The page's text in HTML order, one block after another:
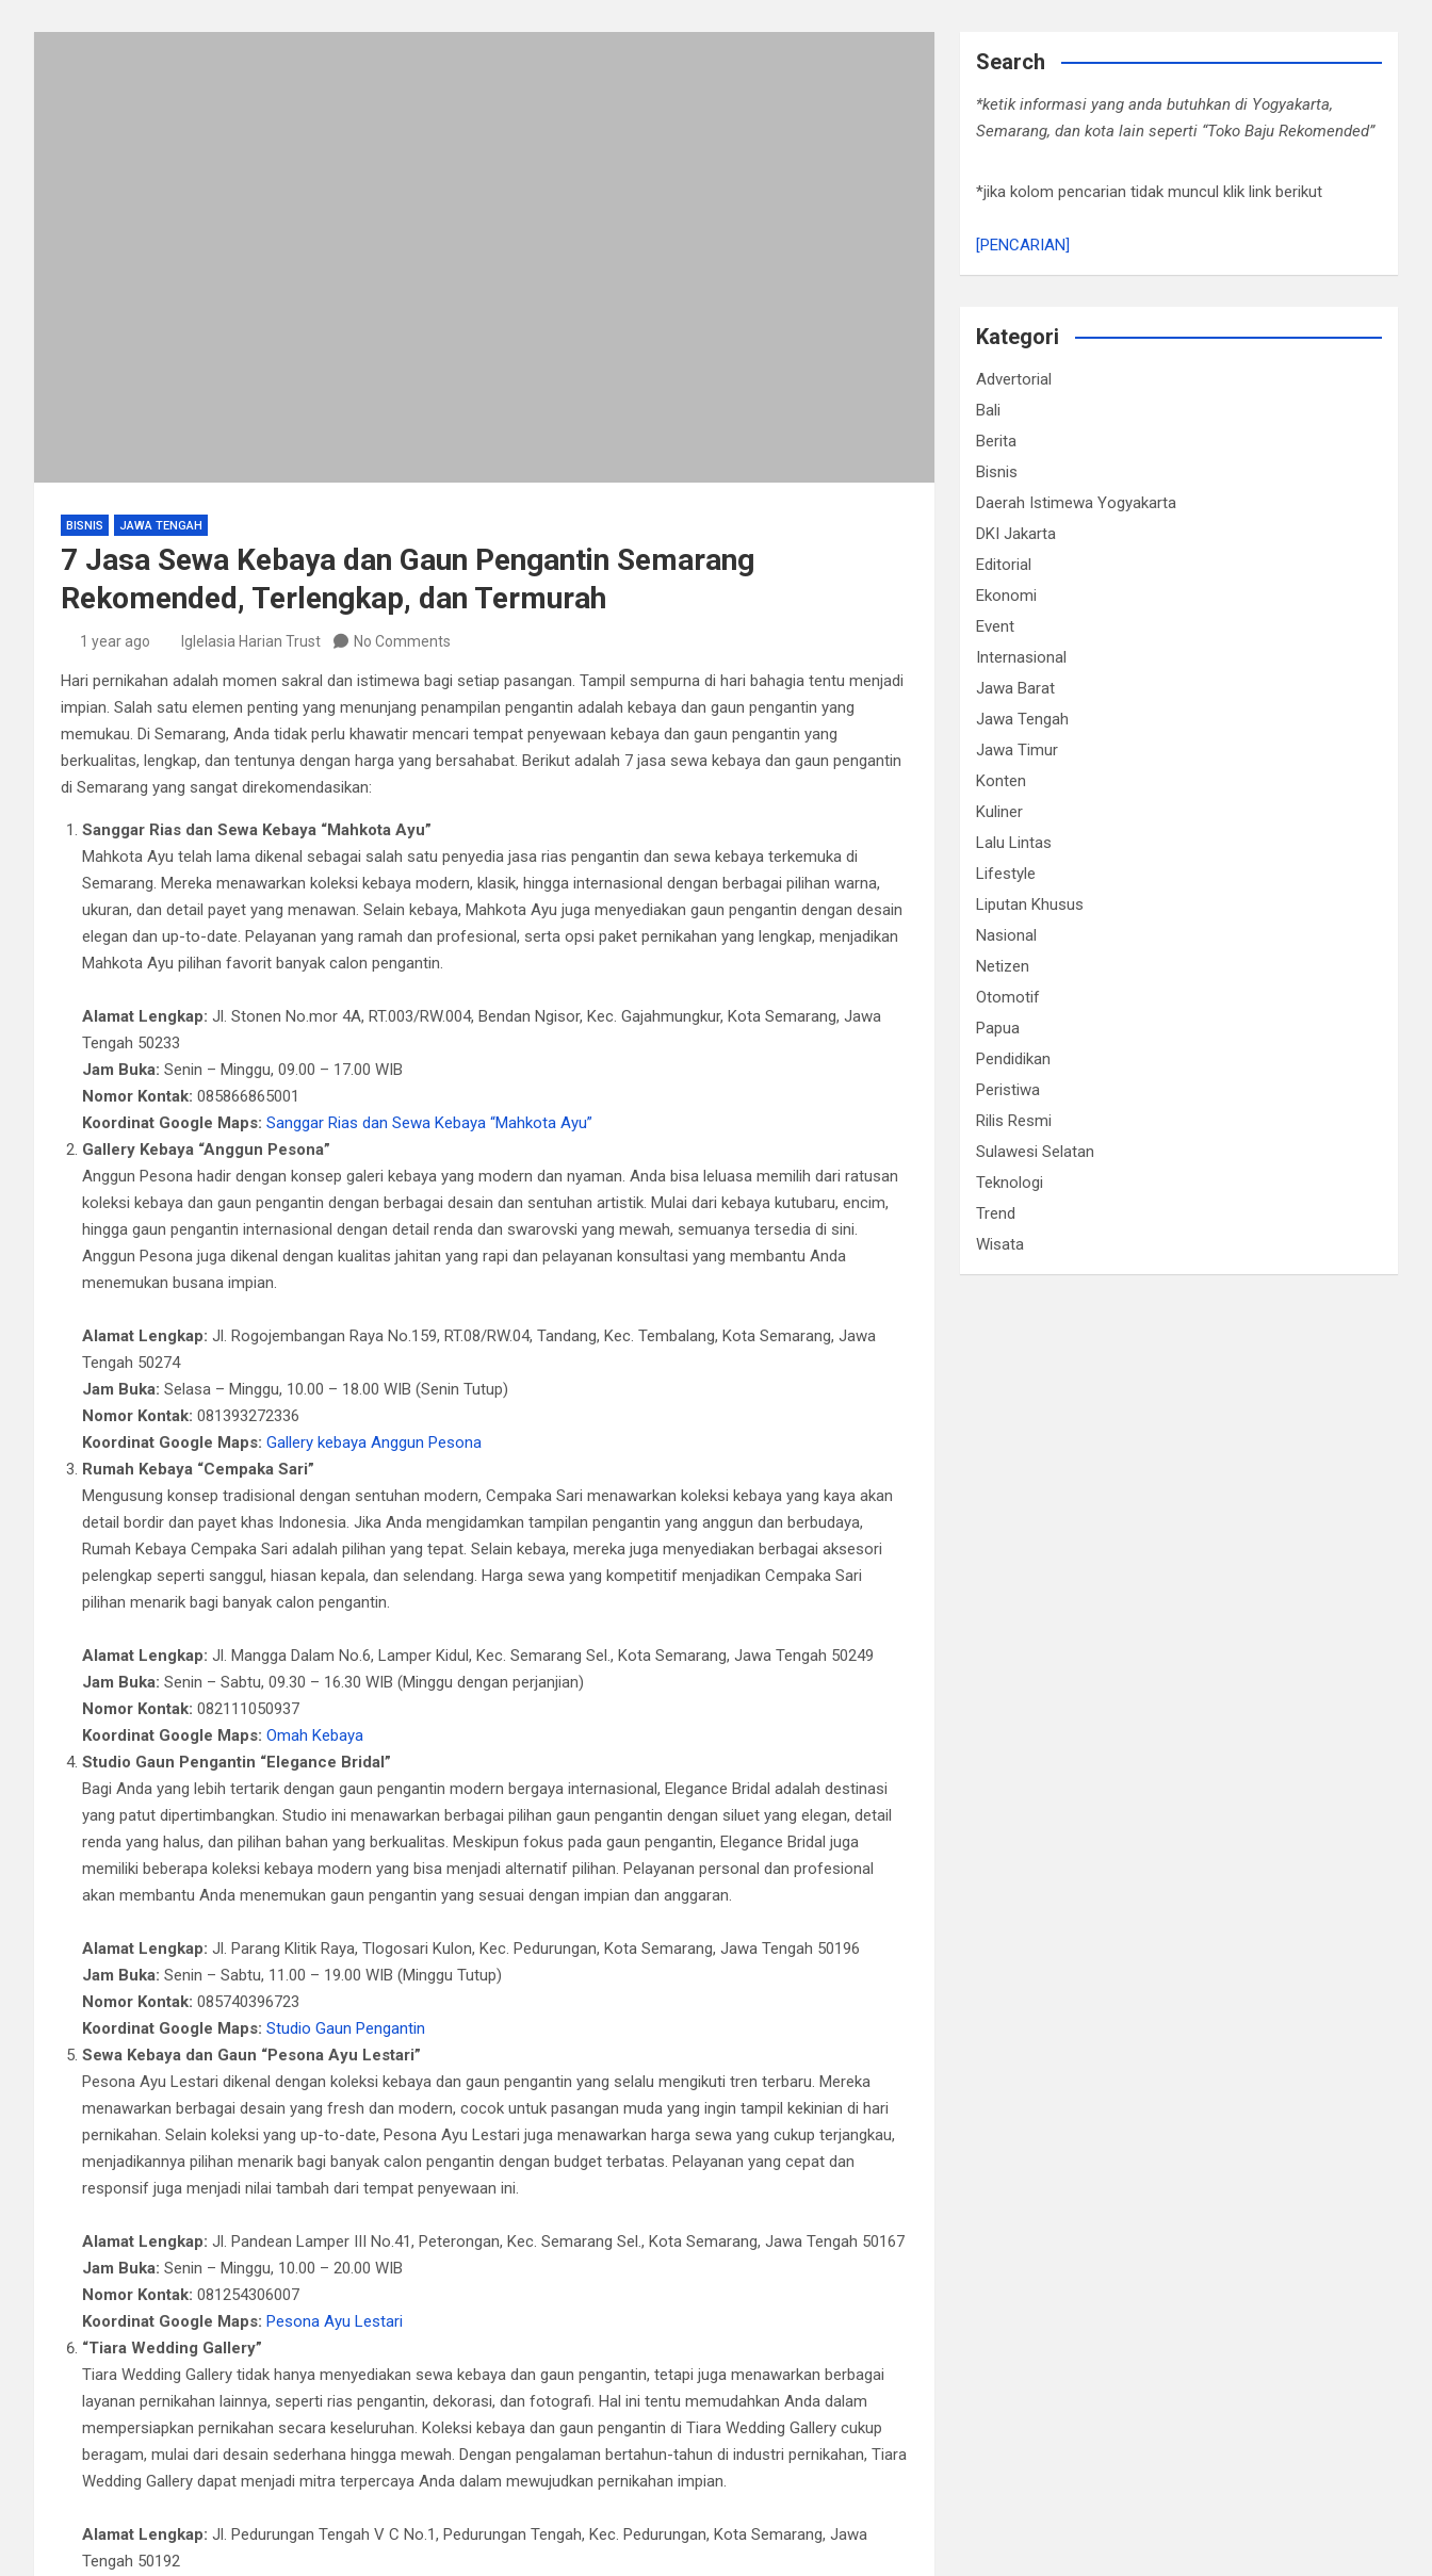
BISNIS JAWA TENGAH
7 Jasa Sewa Kebaya dan Gaun Pengantin Semarang
Rekomended, Terlengkap, dan Termurah
1 year ago Iglelasia Harian Trust No Comments
Hari pernikahan adalah momen sakral dan istimewa bagi setiap pasangan. Tampil sempurna di hari bahagia tentu menjadi
impian. Salah satu elemen penting yang menunjang penampilan pengantin adalah kebaya dan gaun pengantin yang
memukau. Di Semarang, Anda tidak perlu khawatir mencari tempat penyewaan kebaya dan gaun pengantin yang
berkualitas, lengkap, dan tentunya dengan harga yang bersahabat. Berikut adalah 7 jasa sewa kebaya dan gaun pengantin
di Semarang yang sangat direkomendasikan:
Sanggar Rias dan Sewa Kebaya “Mahkota Ayu”
Mahkota Ayu telah lama dikenal sebagai salah satu penyedia jasa rias pengantin dan sewa kebaya terkemuka di
Semarang. Mereka menawarkan koleksi kebaya modern, klasik, hingga internasional dengan berbagai pilihan warna,
ukuran, dan detail payet yang menawan. Selain kebaya, Mahkota Ayu juga menyediakan gaun pengantin dengan desain
elegan dan up-to-date. Pelayanan yang ramah dan profesional, serta opsi paket pernikahan yang lengkap, menjadikan
Mahkota Ayu pilihan favorit banyak calon pengantin.
Alamat Lengkap: Jl. Stonen No.mor 4A, RT.003/RW.004, Bendan Ngisor, Kec. Gajahmungkur, Kota Semarang, Jawa
Tengah 50233
Jam Buka: Senin – Minggu, 09.00 – 17.00 WIB
Nomor Kontak: 085866865001
Koordinat Google Maps: Sanggar Rias dan Sewa Kebaya “Mahkota Ayu”
Gallery Kebaya “Anggun Pesona”
Anggun Pesona hadir dengan konsep galeri kebaya yang modern dan nyaman. Anda bisa leluasa memilih dari ratusan
koleksi kebaya dan gaun pengantin dengan berbagai desain dan sentuhan artistik. Mulai dari kebaya kutubaru, encim,
hingga gaun pengantin internasional dengan detail renda dan swarovski yang mewah, semuanya tersedia di sini.
Anggun Pesona juga dikenal dengan kualitas jahitan yang rapi dan pelayanan konsultasi yang membantu Anda
menemukan busana impian.
Alamat Lengkap: Jl. Rogojembangan Raya No.159, RT.08/RW.04, Tandang, Kec. Tembalang, Kota Semarang, Jawa
Tengah 50274
Jam Buka: Selasa – Minggu, 10.00 – 18.00 WIB (Senin Tutup)
Nomor Kontak: 081393272336
Koordinat Google Maps: Gallery kebaya Anggun Pesona
Rumah Kebaya “Cempaka Sari”
Mengusung konsep tradisional dengan sentuhan modern, Cempaka Sari menawarkan koleksi kebaya yang kaya akan
detail bordir dan payet khas Indonesia. Jika Anda mengidamkan tampilan pengantin yang anggun dan berbudaya,
Rumah Kebaya Cempaka Sari adalah pilihan yang tepat. Selain kebaya, mereka juga menyediakan berbagai aksesori
pelengkap seperti sanggul, hiasan kepala, dan selendang. Harga sewa yang kompetitif menjadikan Cempaka Sari
pilihan menarik bagi banyak calon pengantin.
Alamat Lengkap: Jl. Mangga Dalam No.6, Lamper Kidul, Kec. Semarang Sel., Kota Semarang, Jawa Tengah 50249
Jam Buka: Senin – Sabtu, 09.30 – 16.30 WIB (Minggu dengan perjanjian)
Nomor Kontak: 082111050937
Koordinat Google Maps: Omah Kebaya
Studio Gaun Pengantin “Elegance Bridal”
Bagi Anda yang lebih tertarik dengan gaun pengantin modern bergaya internasional, Elegance Bridal adalah destinasi
yang patut dipertimbangkan. Studio ini menawarkan berbagai pilihan gaun pengantin dengan siluet yang elegan, detail
renda yang halus, dan pilihan bahan yang berkualitas. Meskipun fokus pada gaun pengantin, Elegance Bridal juga
memiliki beberapa koleksi kebaya modern yang bisa menjadi alternatif pilihan. Pelayanan personal dan profesional
akan membantu Anda menemukan gaun pengantin yang sesuai dengan impian dan anggaran.
Alamat Lengkap: Jl. Parang Klitik Raya, Tlogosari Kulon, Kec. Pedurungan, Kota Semarang, Jawa Tengah 50196
Jam Buka: Senin – Sabtu, 11.00 – 19.00 WIB (Minggu Tutup)
Nomor Kontak: 085740396723
Koordinat Google Maps: Studio Gaun Pengantin
Sewa Kebaya dan Gaun “Pesona Ayu Lestari”
Pesona Ayu Lestari dikenal dengan koleksi kebaya dan gaun pengantin yang selalu mengikuti tren terbaru. Mereka
menawarkan berbagai desain yang fresh dan modern, cocok untuk pasangan muda yang ingin tampil kekinian di hari
pernikahan. Selain koleksi yang up-to-date, Pesona Ayu Lestari juga menawarkan harga sewa yang cukup terjangkau,
menjadikannya pilihan menarik bagi banyak calon pengantin dengan budget terbatas. Pelayanan yang cepat dan
responsif juga menjadi nilai tambah dari tempat penyewaan ini.
Alamat Lengkap: Jl. Pandean Lamper III No.41, Peterongan, Kec. Semarang Sel., Kota Semarang, Jawa Tengah 50167
Jam Buka: Senin – Minggu, 10.00 – 20.00 WIB
Nomor Kontak: 081254306007
Koordinat Google Maps: Pesona Ayu Lestari
“Tiara Wedding Gallery”
Tiara Wedding Gallery tidak hanya menyediakan sewa kebaya dan gaun pengantin, tetapi juga menawarkan berbagai
layanan pernikahan lainnya, seperti rias pengantin, dekorasi, dan fotografi. Hal ini tentu memudahkan Anda dalam
mempersiapkan pernikahan secara keseluruhan. Koleksi kebaya dan gaun pengantin di Tiara Wedding Gallery cukup
beragam, mulai dari desain sederhana hingga mewah. Dengan pengalaman bertahun-tahun di industri pernikahan, Tiara
Wedding Gallery dapat menjadi mitra terpercaya Anda dalam mewujudkan pernikahan impian.
Alamat Lengkap: Jl. Pedurungan Tengah V C No.1, Pedurungan Tengah, Kec. Pedurungan, Kota Semarang, Jawa
Tengah 50192
Search
*ketik informasi yang anda butuhkan di Yogyakarta,
Semarang, dan kota lain seperti “Toko Baju Rekomended”
*jika kolom pencarian tidak muncul klik link berikut
[PENCARIAN]
Kategori
Advertorial
Bali
Berita
Bisnis
Daerah Istimewa Yogyakarta
DKI Jakarta
Editorial
Ekonomi
Event
Internasional
Jawa Barat
Jawa Tengah
Jawa Timur
Konten
Kuliner
Lalu Lintas
Lifestyle
Liputan Khusus
Nasional
Netizen
Otomotif
Papua
Pendidikan
Peristiwa
Rilis Resmi
Sulawesi Selatan
Teknologi
Trend
Wisata